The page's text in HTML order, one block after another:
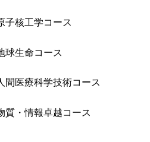
子核工学コース
間医療科学技術コース
物質・情報卓越コース
間医療科学技術コース
質・情報卓越コース
子核工学コース
球生命コース
間医療科学技術コース
質・情報卓越コース